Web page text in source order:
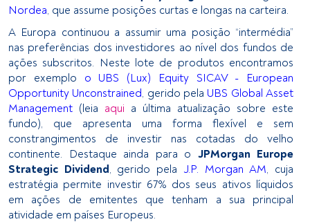
Nordea, que assume posições curtas e longas na carteira.
A Europa continuou a assumir uma posição “intermédia”
nas preferências dos investidores ao nível dos fundos de
ações subscritos. Neste lote de produtos encontramos
por exemplo o UBS (Lux) Equity SICAV - European
Opportunity Unconstrained, gerido pela UBS Global Asset
Management (leia aqui a última atualização sobre este
fundo), que apresenta uma forma flexível e sem
constrangimentos de investir nas cotadas do velho
continente. Destaque ainda para o JPMorgan Europe
Strategic Dividend, gerido pela J.P. Morgan AM, cuja
estratégia permite investir 67% dos seus ativos líquidos
em ações de emitentes que tenham a sua principal
atividade em países Europeus.